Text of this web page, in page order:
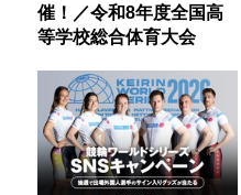
催！／令和8年度全国高
等学校総合体育大会